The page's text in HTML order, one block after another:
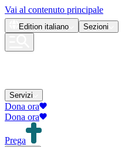
Vai al contenuto principale
Edition italiano Sezioni
Servizi
Dona ora
Dona ora
Prega